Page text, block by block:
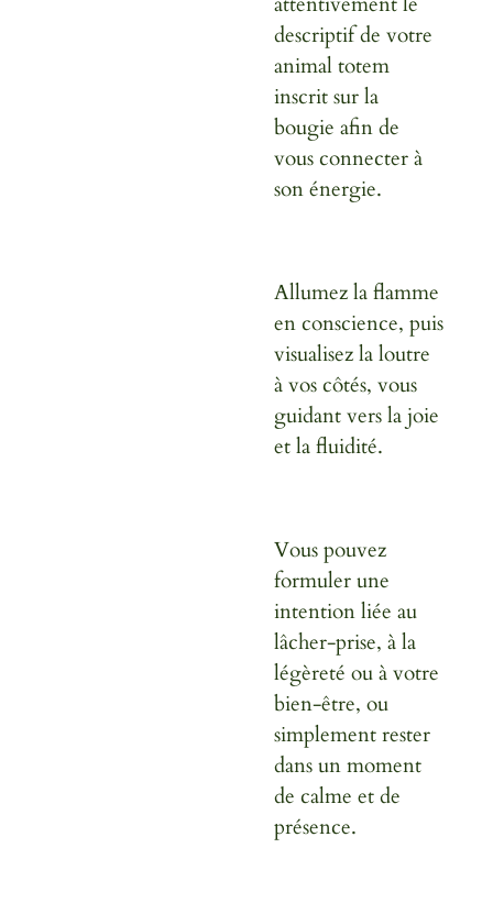
descriptif de votre
animal totem
inscrit sur la
bougie afin de
vous connecter à
son énergie.
Allumez la flamme
en conscience, puis
visualisez la loutre
à vos côtés, vous
guidant vers la joie
et la fluidité.
Vous pouvez
formuler une
intention liée au
lâcher-prise, à la
légèreté ou à votre
bien-être, ou
simplement rester
dans un moment
de calme et de
présence.